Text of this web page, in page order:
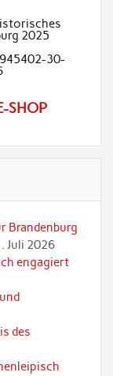
2025
30-
SHOP
Brandenburg
Juli 2026
engagiert
des